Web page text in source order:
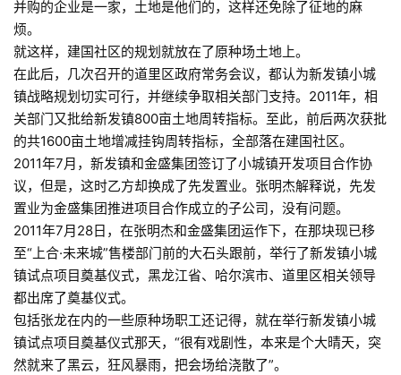
并购的企业是一家，土地是他们的，这样还免除了征地的麻
烦。
就这样，建国社区的规划就放在了原种场土地上。
在此后，几次召开的道里区政府常务会议，都认为新发镇小城
镇战略规划切实可行，并继续争取相关部门支持。2011年，相
关部门又批给新发镇800亩土地周转指标。至此，前后两次获批
的共1600亩土地增减挂钩周转指标，全部落在建国社区。
2011年7月，新发镇和金盛集团签订了小城镇开发项目合作协
议，但是，这时乙方却换成了先发置业。张明杰解释说，先发
置业为金盛集团推进项目合作成立的子公司，没有问题。
2011年7月28日，在张明杰和金盛集团运作下，在那块现已移
至“上合·未来城”售楼部门前的大石头跟前，举行了新发镇小城
镇试点项目奠基仪式，黑龙江省、哈尔滨市、道里区相关领导
都出席了奠基仪式。
包括张龙在内的一些原种场职工还记得，就在举行新发镇小城
镇试点项目奠基仪式那天，“很有戏剧性，本来是个大晴天，突
然就来了黑云，狂风暴雨，把会场给浇散了”。